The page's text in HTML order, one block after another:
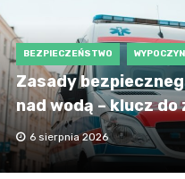
BEZPIECZEŃSTWO
Zasady
nad wodą – klucz
6 sierpnia 2026